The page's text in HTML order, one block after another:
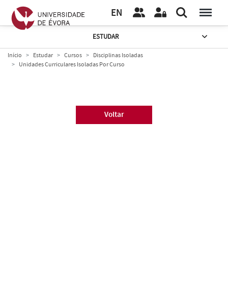
EN
ESTUDAR
Início Estudar Cursos
Disciplinas Isoladas
Unidades Curriculares Isoladas Por Curso
Voltar